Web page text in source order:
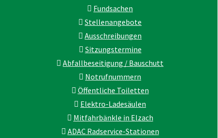
Fundsachen
Stellenangebote
Ausschreibungen
Sitzungstermine
Abfallbeseitigung / Bauschutt
Notrufnummern
Öffentliche Toiletten
Elektro-Ladesäulen
Mitfahrbänkle in Elzach
ADAC Radservice-Stationen